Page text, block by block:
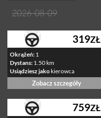
2026-08-09
319ZŁ
Okrążeń: 1
Dystans: 1.50 km
Usiądziesz jako kierowca
Zobacz szczegóły
759ZŁ